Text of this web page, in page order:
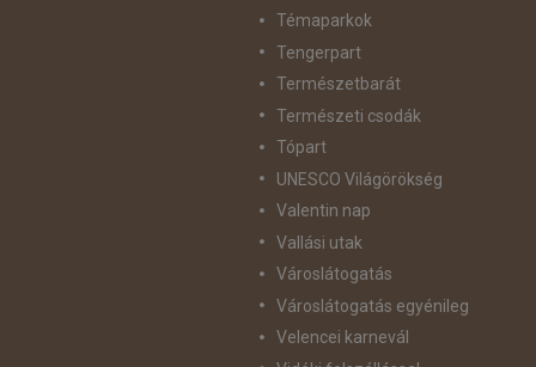
Témaparkok
Tengerpart
Természetbarát
Természeti csodák
Tópart
UNESCO Világörökség
Valentin nap
Vallási utak
Városlátogatás
Városlátogatás egyénileg
Velencei karnevál